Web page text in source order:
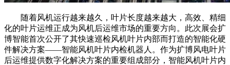
随着风机运行越来越久，叶片长度越来越大，高效、精细
化的叶片运维正成为风机后运维市场的重要方向。此次展会扩
博智能首次公开了其快速巡检风机叶片内部而打造的智能化硬
件解决方案——智能风机叶片内检机器人。作为扩博风电叶片
后运维提供数字化解决方案的重要组成部分，智能风机叶片内